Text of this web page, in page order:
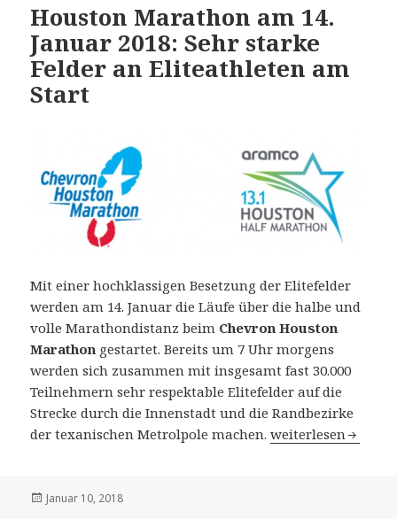
Houston Marathon am 14.
Januar 2018: Sehr starke
Felder an Eliteathleten am
Start
Mit einer hochklassigen Besetzung der Elitefelder
werden am 14. Januar die Läufe über die halbe und
volle Marathondistanz beim Chevron Houston
Marathon gestartet. Bereits um 7 Uhr morgens
werden sich zusammen mit insgesamt fast 30.000
Teilnehmern sehr respektable Elitefelder auf die
Strecke durch die Innenstadt und die Randbezirke
der texanischen Metrolpole machen.Houston Marathon
weiterlesen
Veröffentlicht
Januar 10, 2018